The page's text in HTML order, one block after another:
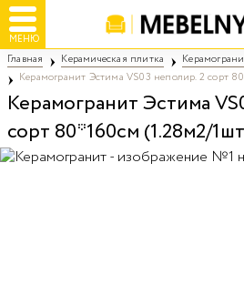
МЕНЮ
Главная Керамическая плитка
Керамогранит Эстима VS03 неполир. 2 сорт
Керамогранит Эстима
сорт 80*160см (1.28м2/